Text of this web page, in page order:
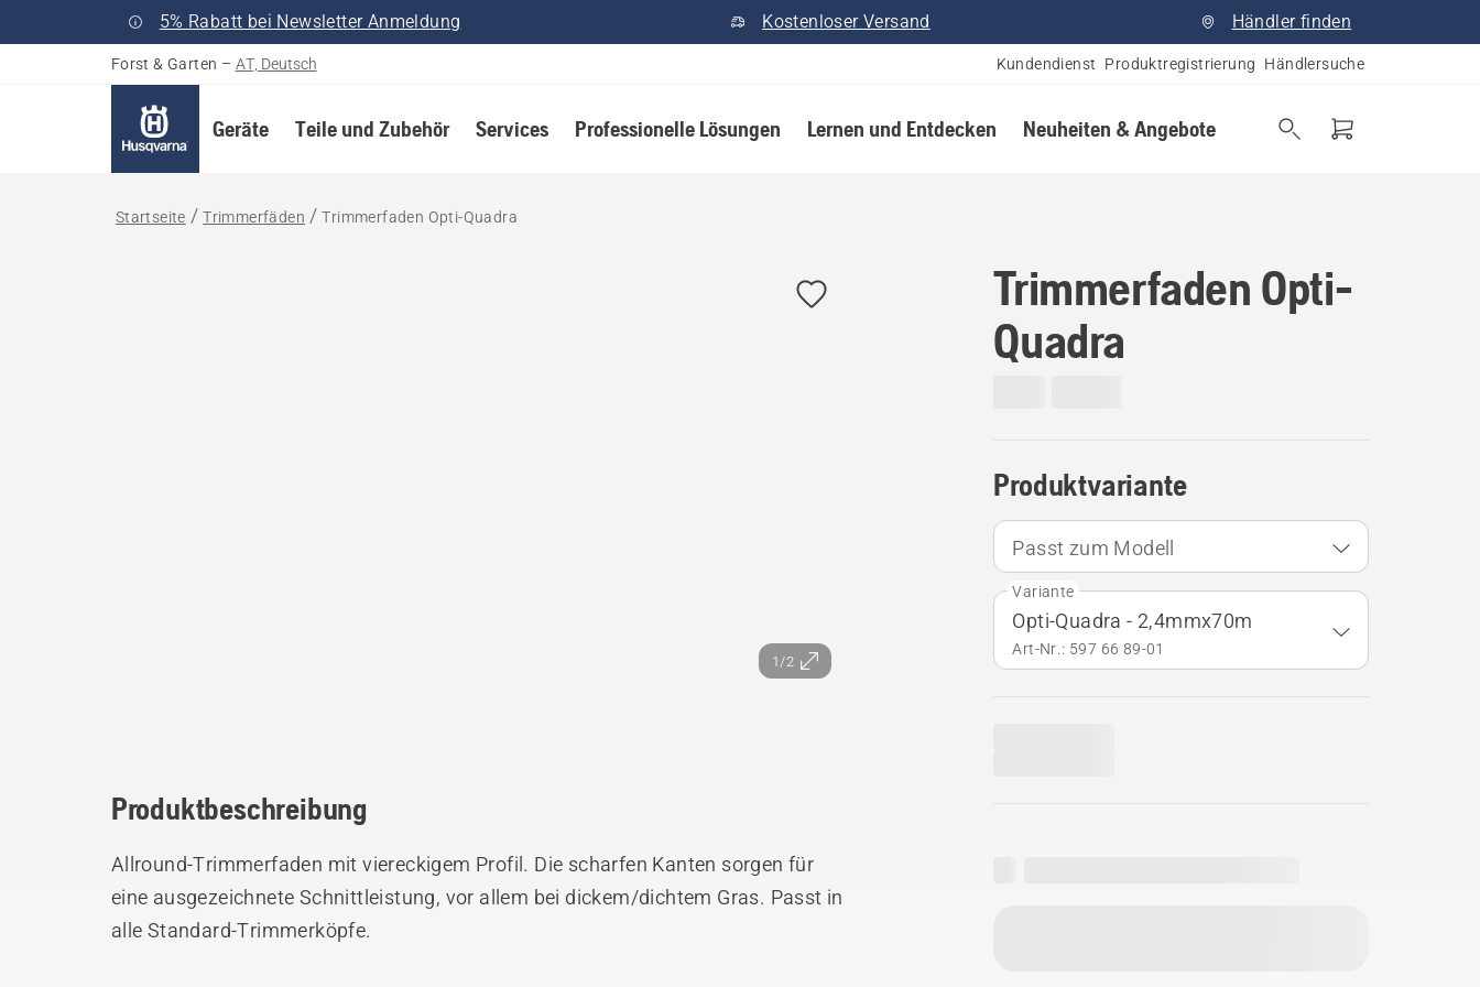
5% Rabatt bei Newsletter Anmeldung Kostenloser Versand Händler finden
Forst & Garten – AT, Deutsch Kundendienst Produktregistrierung Händlersuche
Geräte Teile und Zubehör Services Professionelle Lösungen Lernen und Entdecken Neuheiten & Angebote
Startseite Trimmerfäden Trimmerfaden Opti-Quadra
1/2
Trimmerfaden Opti-
Quadra
Produktvariante
Passt zum Modell
Variante
Opti-Quadra - 2,4mmx70m
Art-Nr.: 597 66 89‑01
Produktbeschreibung
Allround-Trimmerfaden mit viereckigem Profil. Die scharfen Kanten sorgen für
eine ausgezeichnete Schnittleistung, vor allem bei dickem/dichtem Gras. Passt in
alle Standard-Trimmerköpfe.